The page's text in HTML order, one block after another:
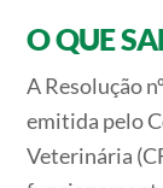
O QUE
A Resolução
emitida pelo
Veterinária